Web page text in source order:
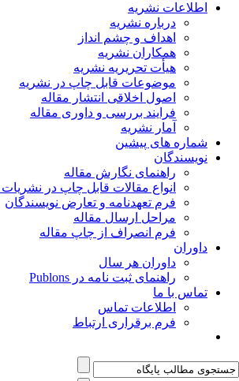
اطلاعات نشریه
درباره نشریه
اهداف و چشم انداز
همکاران نشریه
هیأت تحریریه نشریه
موضوعات قابل چاپ در نشریه
اصول اخلاقی انتشار مقاله
فرایند بررسی و داوری مقاله
آمار نشریه
شماره های پیشین
نویسندگان
راهنمای نگارش مقاله
انواع مقالات قابل چاپ در
فرم تعهدنامه و تعارض نویسندگان
مراحل ارسال مقاله
فرم انصراف از چاپ مقاله
داوران
داوران هر سال
راهنمای ثبت نامه در Publons
تماس با ما
اطلاعات تماس
فرم برقراری ارتباط